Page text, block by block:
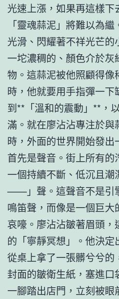
光速上漲，如果再這樣下
「靈魂蒜泥」將難以為
光滑、閃耀著不祥光芒
一坨濃稠的、顏色介於
物。這蒜泥被他照顧得
時，他就要用手指彈一
到**「溫和的震動」**，
滿。就在廖沾沾專注於與
時，外面的世界開始發出
首先是聲音。街上所有的
一個持續不斷、低沉且
——」聲。這聲音不是引
鳴笛聲，而像是一個巨
哀嚎。廖沾沾皺著眉頭
的「寧靜冥想」。他決
從桌上拿了一張髒兮兮的
封面的皺衛生紙，塞進
一腳踏出店門，立刻被